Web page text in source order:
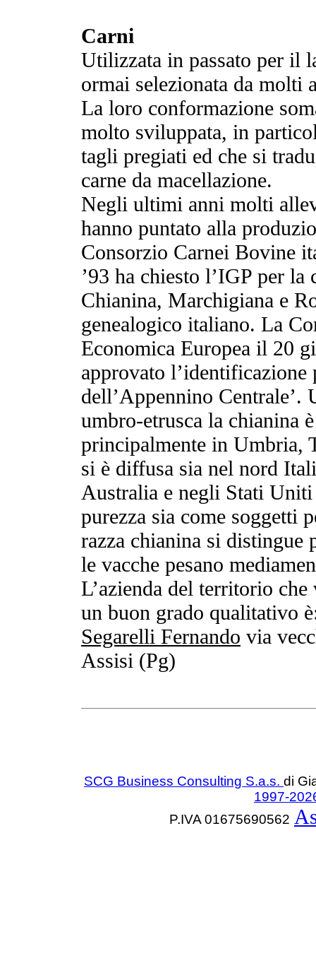
Carni
Utilizzata in passato per il
ormai selezionata da molti
La loro conformazione
molto sviluppata, in
tagli pregiati ed che si
carne da macellazione.
Negli ultimi anni molti
hanno puntato alla
Consorzio Carnei Bovine
’93 ha chiesto l’IGP per
Chianina, Marchigiana e
genealogico italiano. La
Economica Europea il 20
approvato
dell’Appennino Centrale’.
umbro-etrusca la chianina
principalmente in Umbria,
si è diffusa sia nel nord
Australia e negli Stati Uniti
purezza sia come soggetti
razza chianina si distingue
le vacche pesano
L’azienda del territorio
un buon grado qualitativo
Segarelli Fernando via
Assisi (Pg)
SCG Business Consulting S.a.s. di
1997-
P.IVA 01675690562